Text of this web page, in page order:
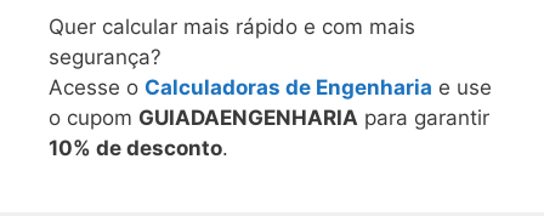
Quer calcular mais rápido e com mais
segurança?
Acesse o Calculadoras de Engenharia e use
o cupom GUIADAENGENHARIA para garantir
10% de desconto.